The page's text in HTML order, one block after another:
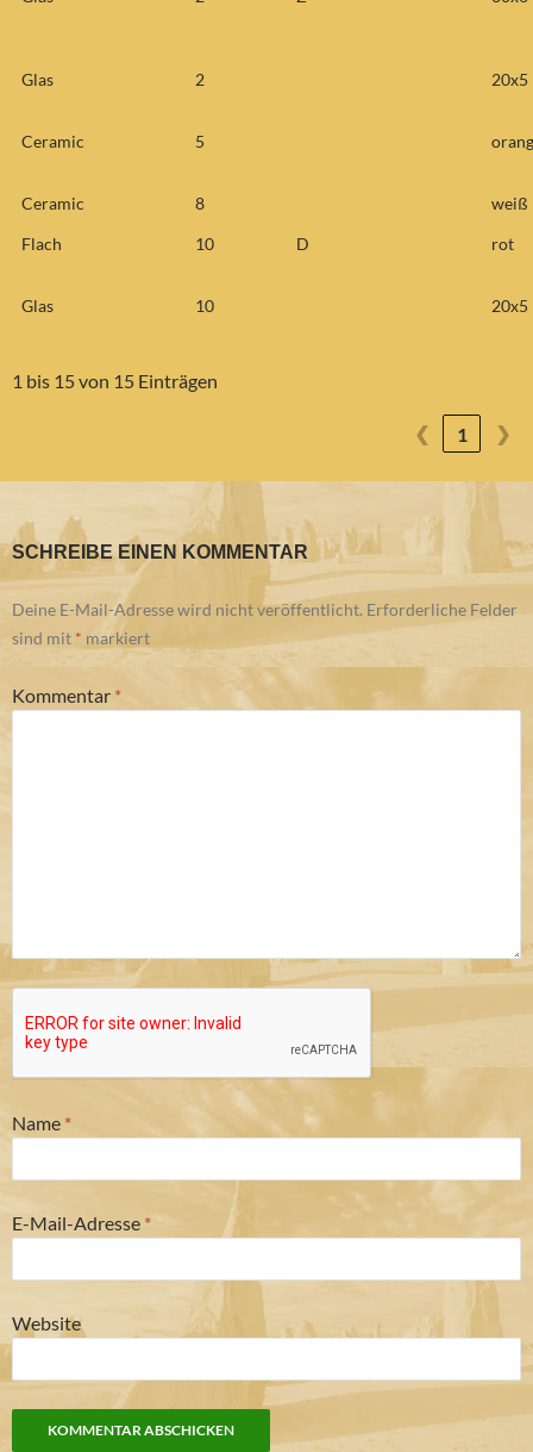
Glas 2 20x5
Ceramic 5
Ceramic 8
weiß
Flach
10 D rot
Glas 10 20x5
1 bis 15 von 15 Einträgen
❮ 1 ❯
SCHREIBE EINEN KOMMENTAR
Deine E-Mail-Adresse wird nicht veröffentlicht. Erforderliche Felder
sind mit * markiert
Kommentar *
Name *
E-Mail-Adresse *
Website